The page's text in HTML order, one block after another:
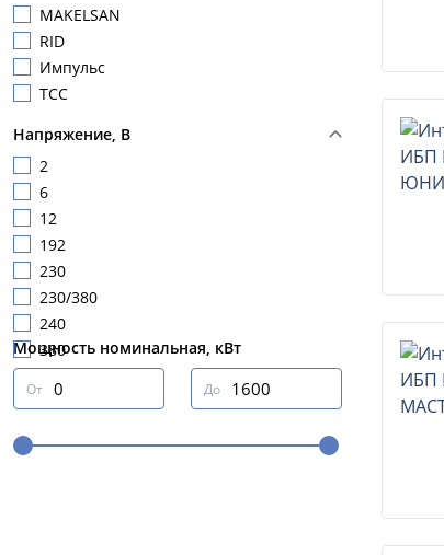
MAKELSAN
RID
Импульс
ТСС
Напряжение, В
2
6
12
192
230
230/380
240
380
Мощность номинальная, кВт
От До